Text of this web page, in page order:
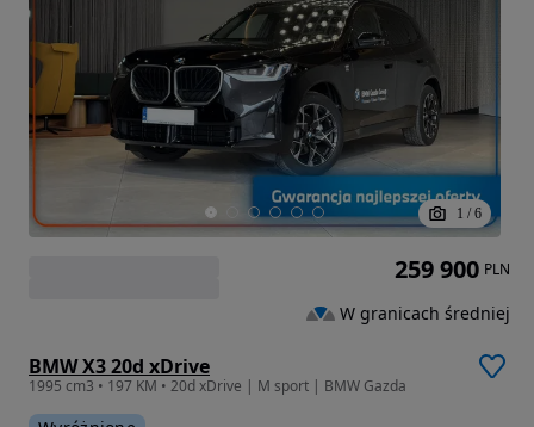
1 / 6
BMW X3 20d xDrive
1995 cm3 • 197 KM • 20d xDrive | M sport | BMW Gazda
259 900 PLN
W granicach średniej